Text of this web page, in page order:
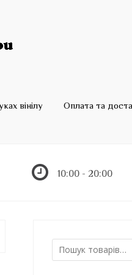
вінілу Оплата та
10:00 - 20:00
Ш